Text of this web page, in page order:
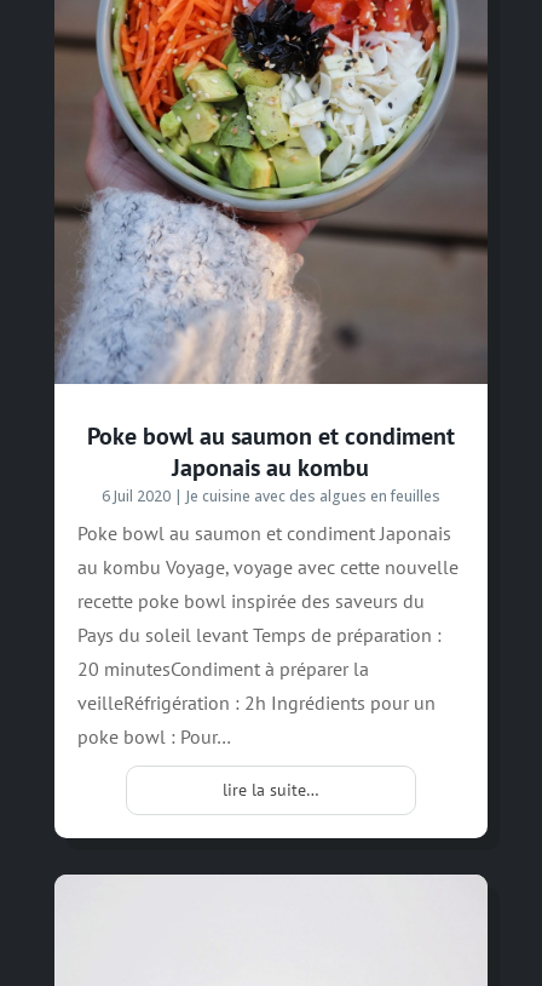
Poke bowl au saumon et condiment
Japonais au kombu
6 Juil 2020| Je cuisine avec des algues en feuilles
Poke bowl au saumon et condiment Japonais
au kombu Voyage, voyage avec cette nouvelle
recette poke bowl inspirée des saveurs du
Pays du soleil levant Temps de préparation :
20 minutesCondiment à préparer la
veilleRéfrigération : 2h Ingrédients pour un
poke bowl : Pour…
lire la suite…